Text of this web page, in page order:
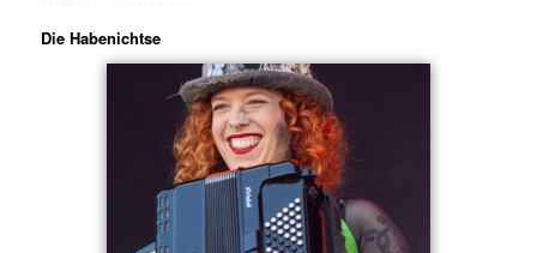
Die Habenichtse